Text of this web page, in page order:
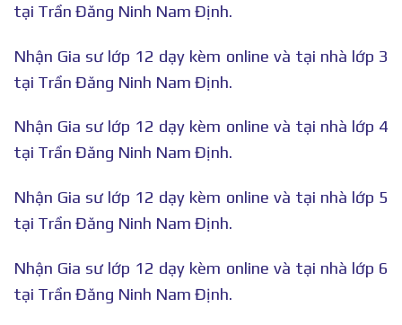
tại Trần Đăng Ninh Nam Định.
Nhận Gia sư lớp 12 dạy kèm online và tại nhà lớp 3
tại Trần Đăng Ninh Nam Định.
Nhận Gia sư lớp 12 dạy kèm online và tại nhà lớp 4
tại Trần Đăng Ninh Nam Định.
Nhận Gia sư lớp 12 dạy kèm online và tại nhà lớp 5
tại Trần Đăng Ninh Nam Định.
Nhận Gia sư lớp 12 dạy kèm online và tại nhà lớp 6
tại Trần Đăng Ninh Nam Định.